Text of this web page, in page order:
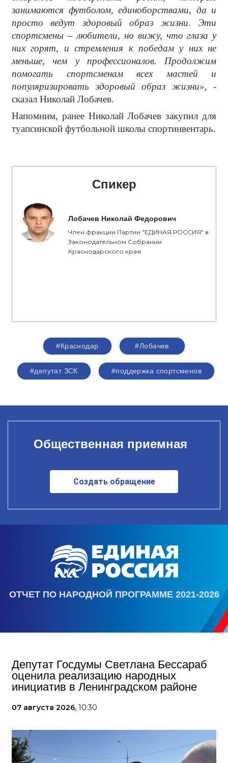
занимаются футболом, единоборствами, да и
просто ведут здоровый образ жизни. Эти
спортсмены – любители, но вижу, что глаза у
них горят, и стремления к победам у них не
меньше, чем у профессионалов. Продолжим
помогать спортсменам всех мастей и
популяризировать здоровый образ жизни», -
сказал Николай Лобачев.
Напомним, ранее Николай Лобачев закупил для
туапсинской футбольной школы спортинвентарь.
Спикер
Лобачев Николай Федорович
Член фракции Партии "ЕДИНАЯ РОССИЯ" в
Законодательном Собрании
Краснодарского края
#Краснодар #Лобачев
#депутат ЗСК #поддержка спортсменов
Общественная приемная
Создать обращение
ОТЧЕТ ПО НАРОДНОЙ ПРОГРАММЕ 2021-2026
Депутат Госдумы Светлана Бессараб
оценила реализацию народных
инициатив в Ленинградском районе
07 августа 2026, 10:30